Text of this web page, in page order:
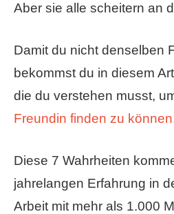
Aber sie alle scheitern an
Damit du nicht denselben
bekommst du in diesem
die du verstehen musst,
Freundin finden zu
Diese 7 Wahrheiten
jahrelangen Erfahrung in
Arbeit mit mehr als 1.000